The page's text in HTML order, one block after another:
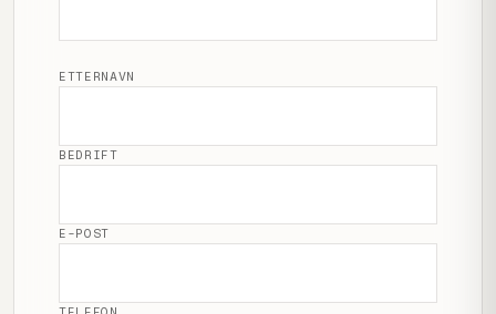
ETTERNAVN
BEDRIFT
E-POST